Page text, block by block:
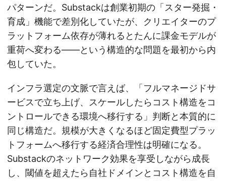
パターンだ。Substackは創業初期の「スター発掘・
育成」機能で差別化していたが、クリエイターのプ
ラットフォーム依存が薄れるとたんに課金モデルが
重荷へ変わる——という構造的な問題を最初から内
包していた。
インフラ選定の文脈で言えば、「フルマネージドサ
ービスで立ち上げ、スケールしたらコスト構造をコ
ントロールできる環境へ移行する」判断と本質的に
同じ構造だ。規模が大きくなるほど固定費型プラッ
トフォームへ移行する経済合理性は明確になる。
Substackのネットワーク効果を享受しながら成長
し、閾値を超えたら自社ドメインとコスト構造を自